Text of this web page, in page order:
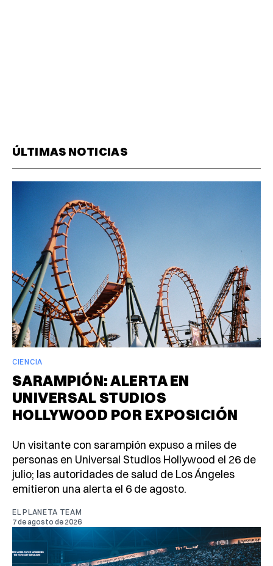
ÚLTIMAS NOTICIAS
CIENCIA
SARAMPIÓN: ALERTA EN
UNIVERSAL STUDIOS
HOLLYWOOD POR EXPOSICIÓN
Un visitante con sarampión expuso a miles de
personas en Universal Studios Hollywood el 26 de
julio; las autoridades de salud de Los Ángeles
emitieron una alerta el 6 de agosto.
EL PLANETA TEAM
7 de agosto de 2026